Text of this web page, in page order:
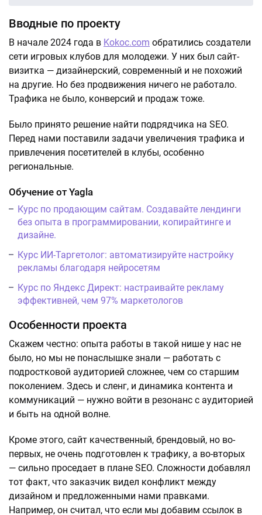
Вводные по проекту
В начале 2024 года в Kokoc.com обратились создатели
сети игровых клубов для молодежи. У них был сайт-
визитка — дизайнерский, современный и не похожий
на другие. Но без продвижения ничего не работало.
Трафика не было, конверсий и продаж тоже.
Было принято решение найти подрядчика на SEO.
Перед нами поставили задачи увеличения трафика и
привлечения посетителей в клубы, особенно
региональные.
Обучение от Yagla
Курс по продающим сайтам. Создавайте лендинги
без опыта в программировании, копирайтинге и
дизайне.
Курс ИИ-Таргетолог: автоматизируйте настройку
рекламы благодаря нейросетям
Курс по Яндекс Директ: настраивайте рекламу
эффективней, чем 97% маркетологов
Особенности проекта
Скажем честно: опыта работы в такой нише у нас не
было, но мы не понаслышке знали — работать с
подростковой аудиторией сложнее, чем со старшим
поколением. Здесь и сленг, и динамика контента и
коммуникаций — нужно войти в резонанс с аудиторией
и быть на одной волне.
Кроме этого, сайт качественный, брендовый, но во-
первых, не очень подготовлен к трафику, а во-вторых
— сильно проседает в плане SEO. Сложности добавлял
тот факт, что заказчик видел конфликт между
дизайном и предложенными нами правками.
Например, он считал, что если мы добавим ссылок в